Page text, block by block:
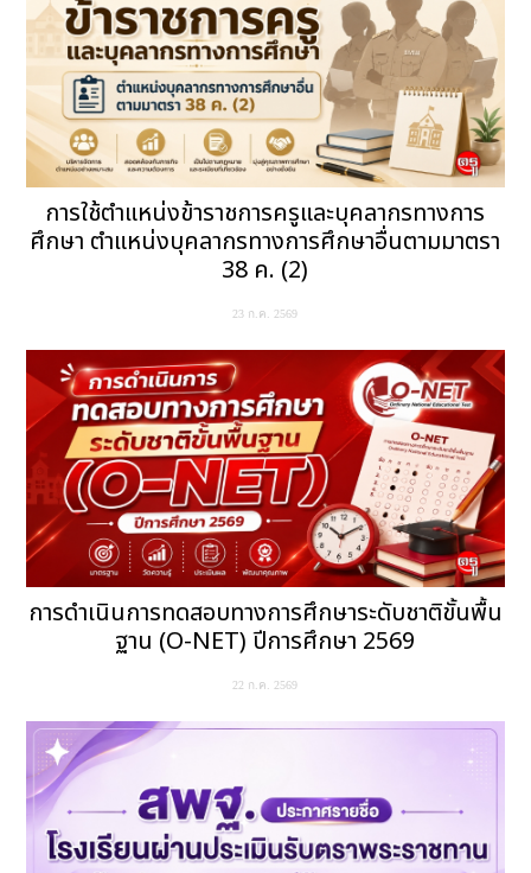
การใช้ตำแหน่งข้าราชการครูและบุคลากรทางการ
ศึกษา ตำแหน่งบุคลากรทางการศึกษาอื่นตามมาตรา
38 ค. (2)
23 ก.ค. 2569
การดำเนินการทดสอบทางการศึกษาระดับชาติขั้นพื้น
ฐาน (O-NET) ปีการศึกษา 2569
22 ก.ค. 2569